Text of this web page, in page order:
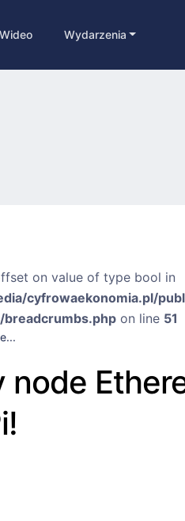
Wideo Wydarzenia
on value of type bool in
cyfrowaekonomia.pl/
on line 51
node